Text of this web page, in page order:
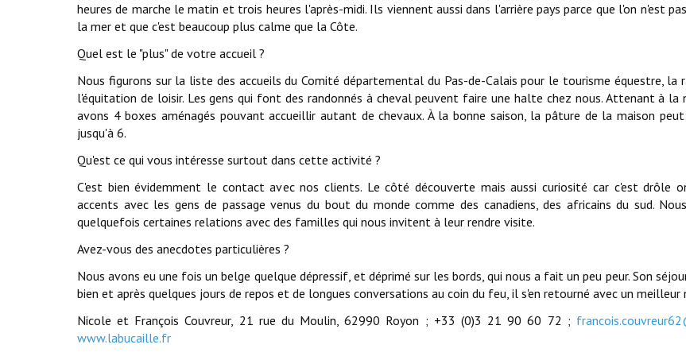
heures de marche le matin et trois heures l'après-midi. Ils viennent aussi dans l'arrière pays parce que l'on n'est
la mer et que c'est beaucoup plus calme que la Côte.
Quel est le "plus" de votre accueil ?
Nous figurons sur la liste des accueils du Comité départemental du Pas-de-Calais pour le tourisme équestre, la
l'équitation de loisir. Les gens qui font des randonnés à cheval peuvent faire une halte chez nous. Attenant à la
avons 4 boxes aménagés pouvant accueillir autant de chevaux. À la bonne saison, la pâture de la maison
jusqu'à 6.
Qu'est ce qui vous intéresse surtout dans cette activité ?
C'est bien évidemment le contact avec nos clients. Le côté découverte mais aussi curiosité car c'est drôle
accents avec les gens de passage venus du bout du monde comme des canadiens, des africains du sud.
quelquefois certaines relations avec des familles qui nous invitent à leur rendre visite.
Avez-vous des anecdotes particulières ?
Nous avons eu une fois un belge quelque dépressif, et déprimé sur les bords, qui nous a fait un peu peur. Son
bien et après quelques jours de repos et de longues conversations au coin du feu, il s'en retourné avec un meilleur
Nicole et François Couvreur, 21 rue du Moulin, 62990 Royon ; +33 (0)3 21 90 60 72 ;
www.labucaille.fr